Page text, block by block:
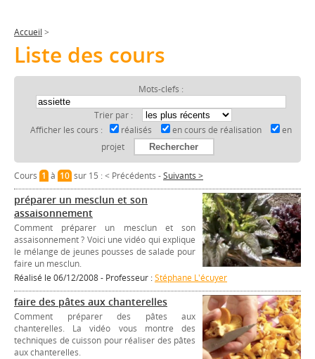
Accueil >
Liste des cours
Mots-clefs :
Trier par :
Afficher les cours :
réalisés en cours de réalisation
en
projet
Cours 1à 10sur 15 :< Précédents -Suivants >
préparer un mesclun et son
assaisonnement
Comment préparer un mesclun et son
assaisonnement ? Voici une vidéo qui explique
le mélange de jeunes pousses de salade pour
faire un mesclun.
Réalisé le 06/12/2008 - Professeur :Stéphane L'écuyer
faire des pâtes aux chanterelles
Comment préparer des pâtes aux
chanterelles. La vidéo vous montre des
techniques de cuisson pour réaliser des pâtes
aux chanterelles.